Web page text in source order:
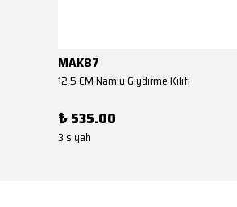
MAK87
12,5 CM Namlu Giydirme Kılıfı
₺ 535.00
3 siyah